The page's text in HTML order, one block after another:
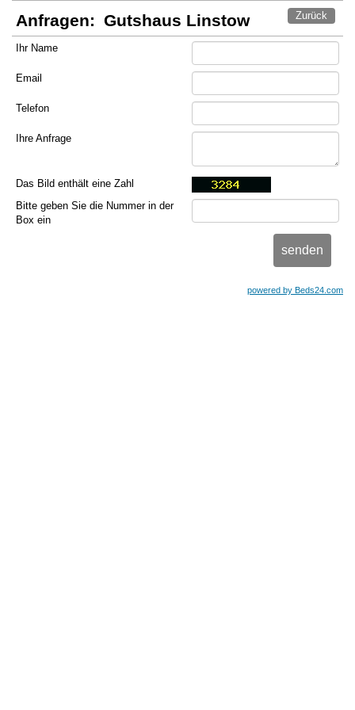
Zurück
Anfragen: Gutshaus Linstow
Ihr Name
Email
Telefon
Ihre Anfrage
Das Bild enthält eine Zahl
Bitte geben Sie die Nummer in der
Box ein
powered by Beds24.com